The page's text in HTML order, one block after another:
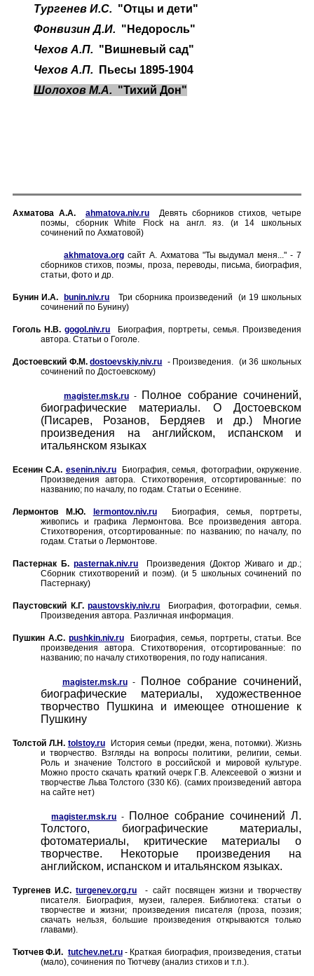
Тургенев И.С. "Отцы и дети"
Фонвизин Д.И. "Недоросль"
Чехов А.П. "Вишневый сад"
Чехов А.П. Пьесы 1895-1904
Шолохов М.А. "Тихий Дон"
Ахматова А.А. ahmatova.niv.ru
Девять сборников стихов, четыре
поэмы, сборникWhite Flockна англ. яз. (и 14 школьных
сочинений по Ахматовой)
akhmatova.org сайт А. Ахматова "Ты выдумал меня..." - 7
сборников стихов, поэмы, проза, переводы, письма, биография,
статьи, фото и др.
Бунин И.А. bunin.niv.ru Три сборника произведений (и 19 школьных
сочинений по Бунину)
Гоголь Н.В. gogol.niv.ru Биография, портреты, семья. Произведения
автора. Статьи о Гоголе.
Достоевский Ф.М.dostoevskiy.niv.ru - Произведения. (и 36 школьных
сочинений по Достоевскому)
magister.msk.ru-
Полное собрание сочинений,
биографические материалы. О Достоевском
(Писарев, Розанов, Бердяев и др.) Многие
произведения на английском, испанском и
итальянском языках
Есенин С.А. esenin.niv.ruБиография, семья, фотографии, окружение.
Произведения автора. Стихотворения, отсортированные: по
названию; по началу, по годам. Статьи о Есенине.
Лермонтов М.Ю. lermontov.niv.ruБиография, семья, портреты,
живопись и графика Лермонтова. Все произведения автора.
Стихотворения, отсортированные: по названию; по началу, по
годам. Статьи о Лермонтове.
Пастернак Б. pasternak.niv.ru Произведения (Доктор Живаго и др.;
Сборник стихотворений и поэм). (и 5 школьных сочинений по
Пастернаку)
Паустовский К.Г. paustovskiy.niv.ru Биография, фотографии, семья.
Произведения автора. Различная информация.
Пушкин А.С. pushkin.niv.ruБиография, семья, портреты, статьи. Все
произведения автора. Стихотворения, отсортированные: по
названию; по началу стихотворения, по году написания.
magister.msk.ru-
Полное собрание сочинений,
биографические материалы, художественное
творчество Пушкина и имеющее отношение к
Пушкину
Толстой Л.Н. tolstoy.ruИстория семьи (предки, жена, потомки). Жизнь
и творчество. Взгляды на вопросы политики, религии, семьи.
Роль и значение Толстого в российской и мировой культуре.
Можно просто скачать краткий очерк Г.В. Алексеевой о жизни и
творчестве Льва Толстого (330 Кб). (самих произведений автора
на сайте нет)
magister.msk.ru -
Полное собрание сочинений Л.
Толстого, биографические материалы,
фотоматериалы, критические материалы о
творчестве. Некоторые произведения на
английском, испанском и итальянском языках.
Тургенев И.С. turgenev.org.ru - сайт посвящен жизни и творчеству
писателя. Биография, музеи, галерея. Библиотека: статьи о
творчестве и жизни; произведения писателя (проза, поэзия;
скачать нельзя, большие произведения открываются только
главами).
Тютчев Ф.И. tutchev.net.ru- Краткая биография, произведения, статьи
(мало), сочинения по Тютчеву (анализ стихов и т.п.).